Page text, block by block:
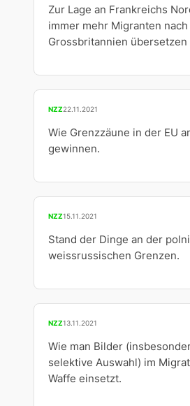
Zur Lage an Frankreichs
immer mehr Migranten nach
Grossbritannien übersetzen
NZZ22.11.2021
Wie Grenzzäune in der EU
gewinnen.
NZZ15.11.2021
Stand der Dinge an der
weissrussischen Grenzen.
NZZ13.11.2021
Wie man Bilder
selektive Auswahl) im
Waffe einsetzt.